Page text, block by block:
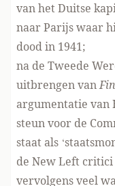
van het Duitse
naar Parijs waar
dood in 1941;
na de Tweede
uitbrengen van
argumentatie van
steun voor de
staat als
de New Left
vervolgens veel